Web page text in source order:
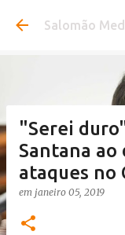
Pular
Salomão
"Serei
Santana ao
ataques no
em janeiro 05, 2019